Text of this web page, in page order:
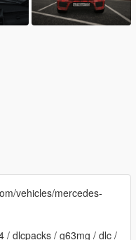
vehicles/mercedes-
/ dlcpacks / g63mg / dlc /